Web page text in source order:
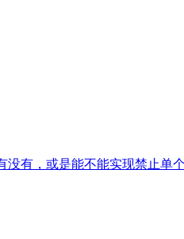
没有，或是能不能实现禁止单